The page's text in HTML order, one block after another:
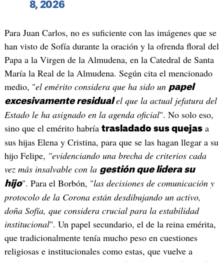
8, 2026
Para Juan Carlos, no es suficiente con las imágenes que se
han visto de Sofía durante la oración y la ofrenda floral del
Papa a la Virgen de la Almudena, en la Catedral de Santa
María la Real de la Almudena. Según cita el mencionado
medio, "el emérito considera que ha sido un papel
excesivamente residualel que la actual jefatura del
Estado le ha asignado en la agenda oficial". No solo eso,
sino que el emérito habría trasladado sus quejasa
sus hijas Elena y Cristina, para que se las hagan llegar a su
hijo Felipe, "evidenciando una brecha de criterios cada
vez más insalvable con la gestión que lidera su
hijo". Para el Borbón, "las decisiones de comunicación y
protocolo de la Corona están desdibujando un activo,
doña Sofía, que considera crucial para la estabilidad
institucional". Un papel secundario, el de la reina emérita,
que tradicionalmente tenía mucho peso en cuestiones
religiosas e institucionales como estas, que vuelve a